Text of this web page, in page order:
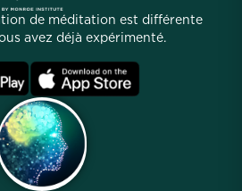
de méditation est différente
avez déjà expérimenté.